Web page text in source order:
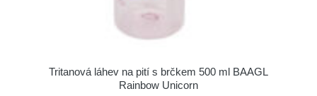
Tritanová láhev na pití s brčkem 500 ml BAAGL
Rainbow Unicorn